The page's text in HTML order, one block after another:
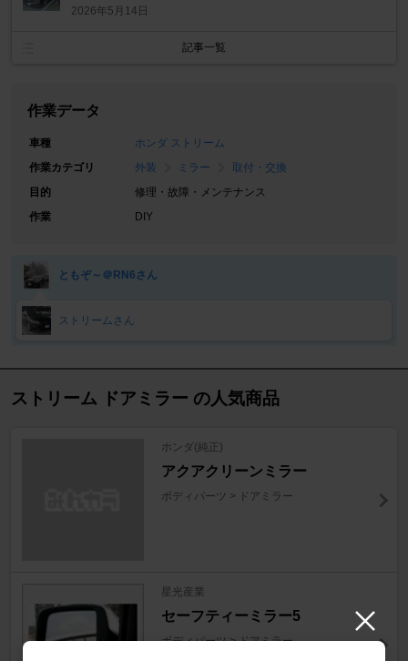
2026年5月14日
記事一覧
作業データ
車種
ホンダ ストリーム
作業カテゴリ
外装 ミラー
取付・交換
目的
修理・故障・メンテナンス
作業
DIY
ともぞ～＠RN6さん
ストリームさん
ストリーム ドアミラー の人気商品
ホンダ(純正)
アクアクリーンミラー
ボディパーツ > ドアミラー
星光産業
セーフティーミラー5
ボディパーツ > ドアミラー